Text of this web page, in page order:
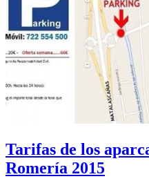
Tarifas de los
Romería 2015